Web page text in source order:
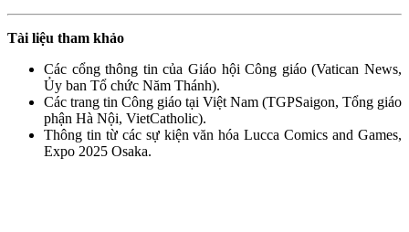
Tài liệu tham khảo
Các cổng thông tin của Giáo hội Công giáo (Vatican News,
Ủy ban Tổ chức Năm Thánh).
Các trang tin Công giáo tại Việt Nam (TGPSaigon, Tổng giáo
phận Hà Nội, VietCatholic).
Thông tin từ các sự kiện văn hóa Lucca Comics and Games,
Expo 2025 Osaka.